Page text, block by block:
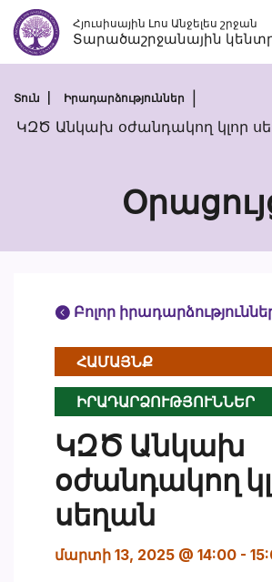
Անցնել
բովանդակությանըՀյուսիսային Լոս Անջելես շրջան
Տարածաշրջանային
Տուն Իրադարձություններ
ԿԶԾ Անկախ օժանդակող կլոր
Բոլոր
ՀԱՄԱՅՆՔ
ԻՐԱԴԱՐՁՈՒԹՅՈՒՆՆԵՐ
ԿԶԾ Անկախ
օժանդակող
սեղան
մարտի 13, 2025 @ 14:00 -